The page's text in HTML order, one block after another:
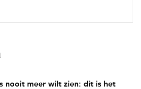
nooit meer wilt zien: dit is het